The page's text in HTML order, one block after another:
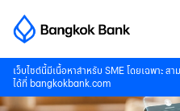
เว็บไซต์นี้มีเนื้อหาสำหรับ SME โดยเฉพาะ ส
ได้ที่ bangkokbank.com